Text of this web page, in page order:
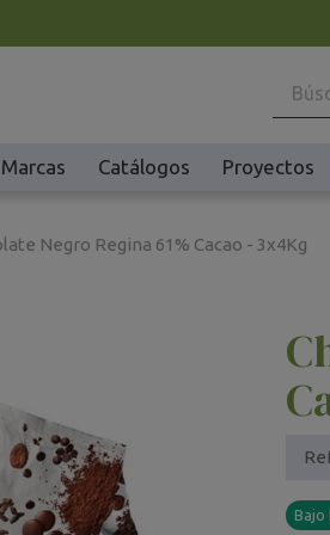
Maquinaria
Accesorios Creperas y Gofreras
Fermentadores y Cocedores
Fundidores Chocolate
Marcas Catálogos Proyectos
Negro Regina 61% Cacao - 3x4Kg
Bajo